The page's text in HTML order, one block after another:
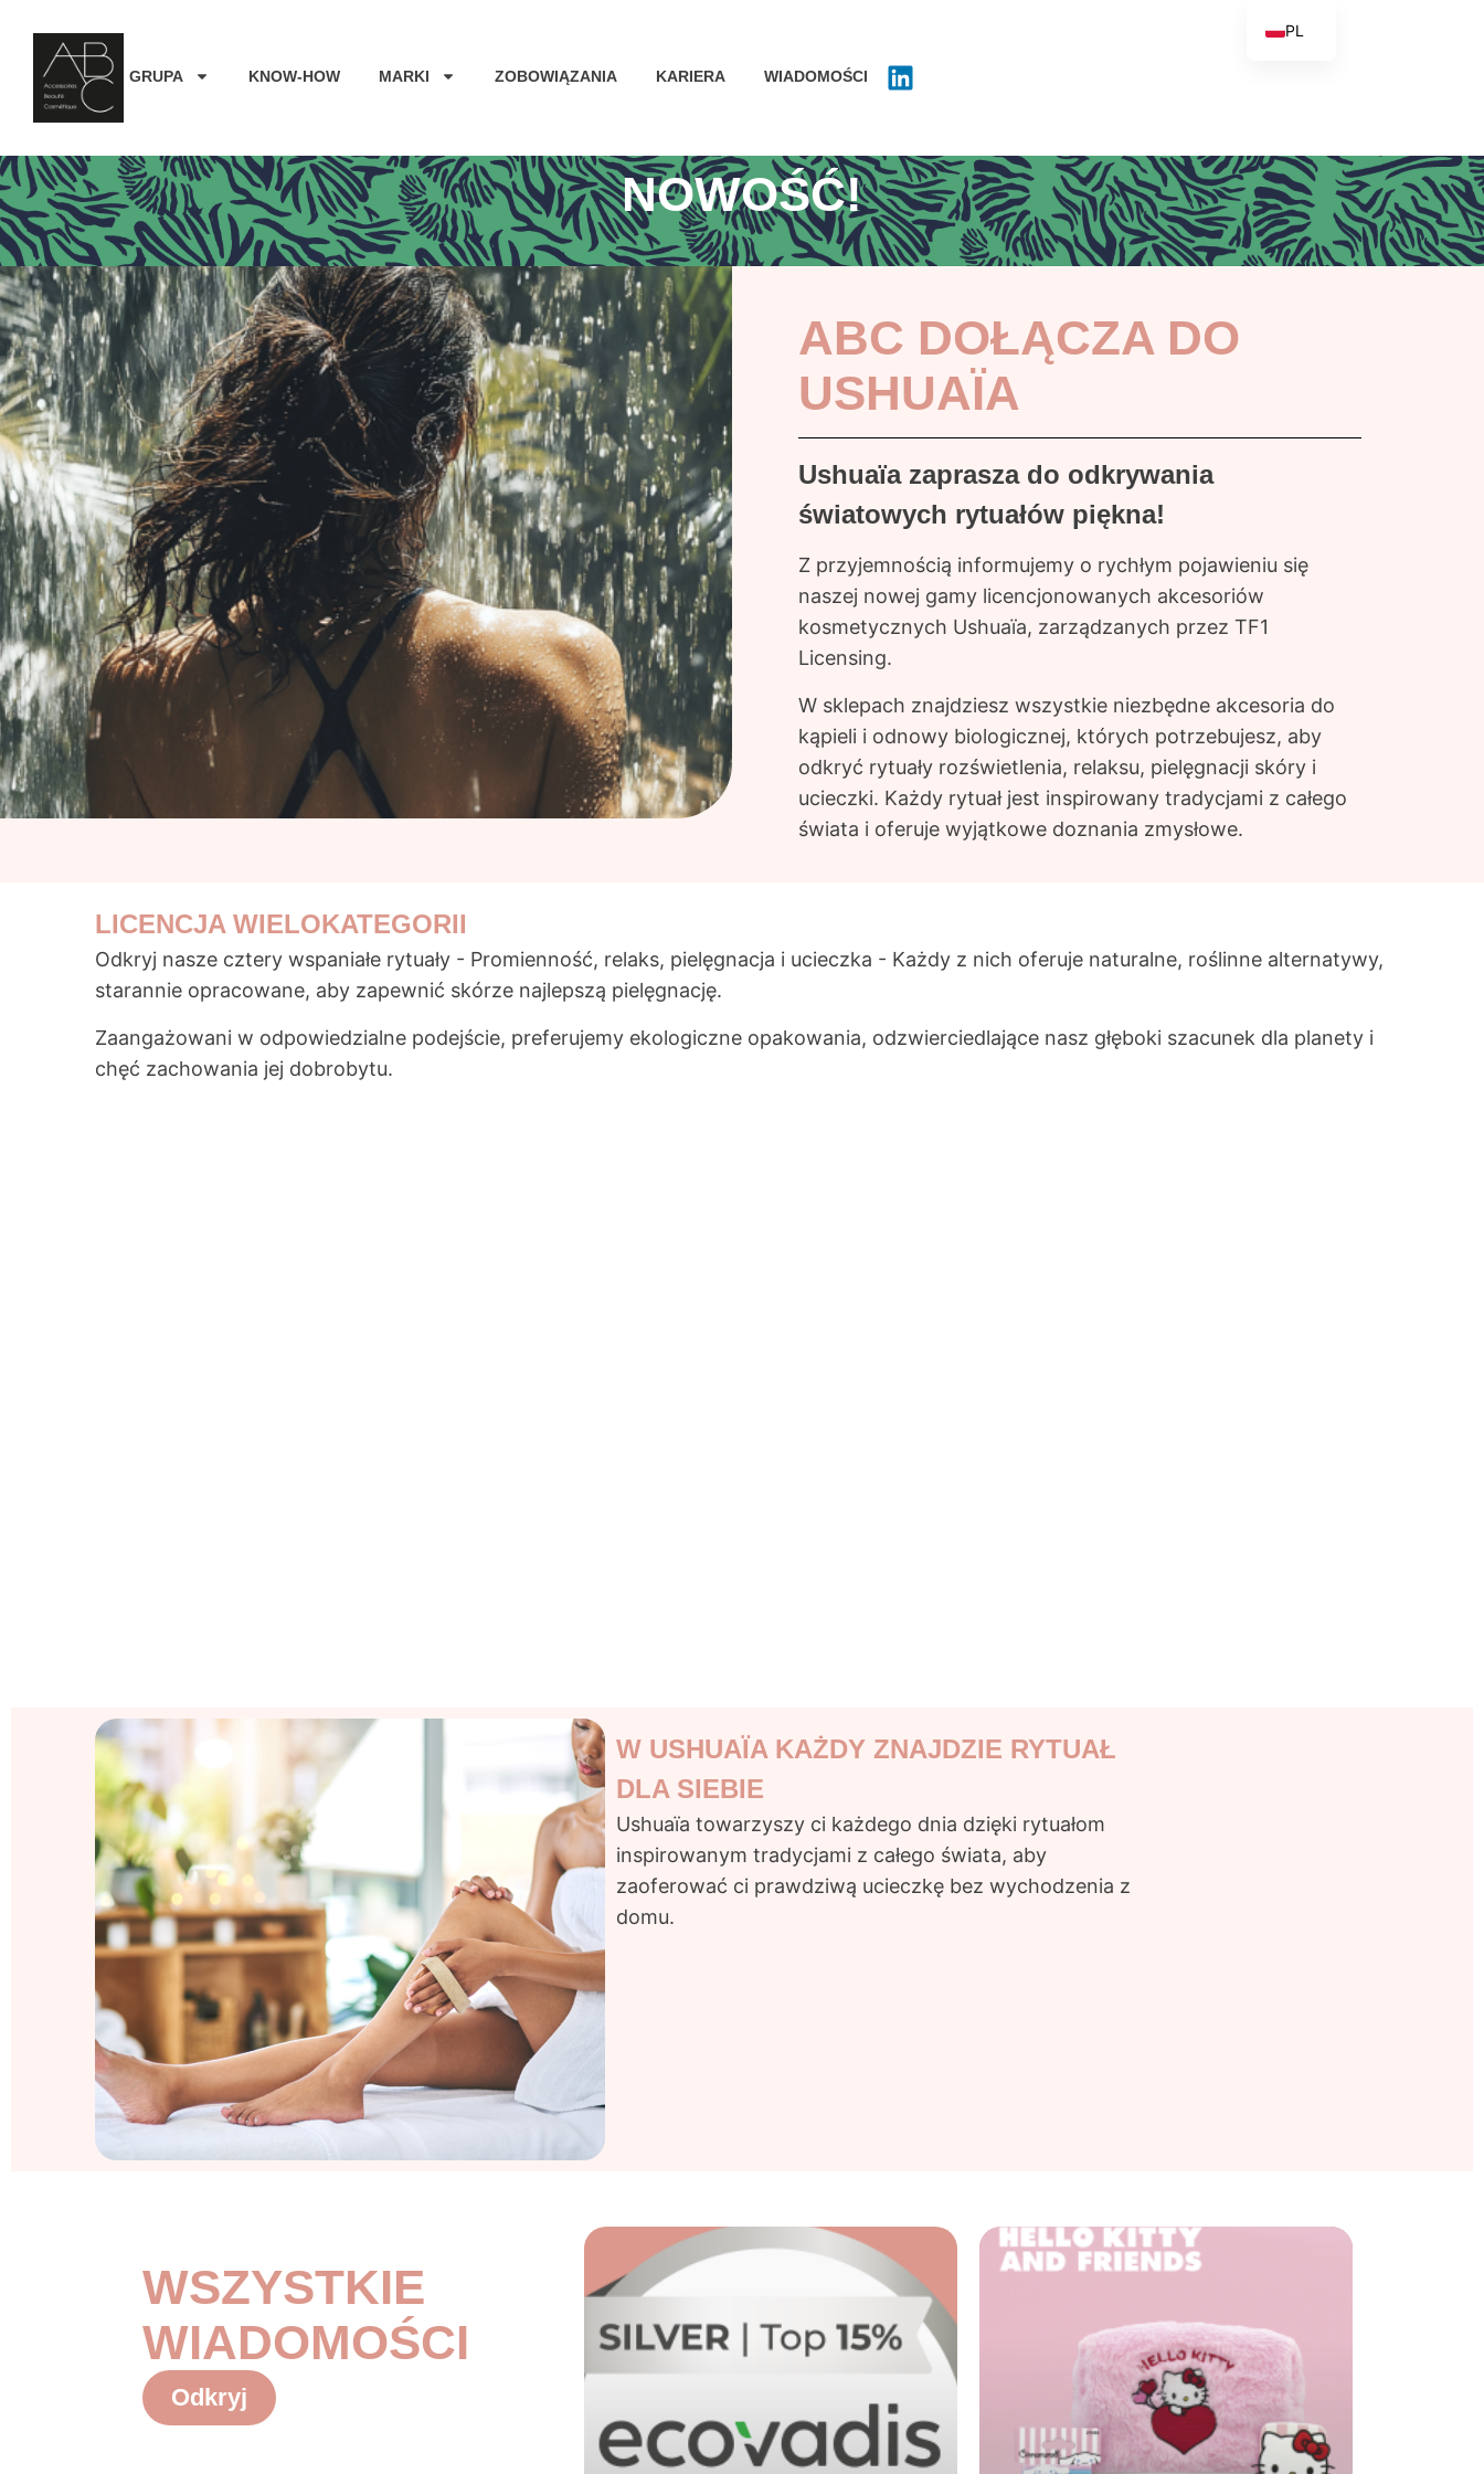
GRUPA KNOW-HOW MARKI ZOBOWIĄZANIA KARIERA WIADOMOŚCI
NOWOŚĆ!
ABC DOŁĄCZA DO
USHUAÏA
Ushuaïa zaprasza do odkrywania
światowych rytuałów piękna!
Z przyjemnością informujemy o rychłym pojawieniu się
naszej nowej gamy licencjonowanych akcesoriów
kosmetycznych Ushuaïa, zarządzanych przez TF1
Licensing.
W sklepach znajdziesz wszystkie niezbędne akcesoria do
kąpieli i odnowy biologicznej, których potrzebujesz, aby
odkryć rytuały rozświetlenia, relaksu, pielęgnacji skóry i
ucieczki. Każdy rytuał jest inspirowany tradycjami z całego
świata i oferuje wyjątkowe doznania zmysłowe.
LICENCJA WIELOKATEGORII
Odkryj nasze cztery wspaniałe rytuały - Promienność, relaks, pielęgnacja i ucieczka - Każdy z nich oferuje naturalne, roślinne alternatywy,
starannie opracowane, aby zapewnić skórze najlepszą pielęgnację.
Zaangażowani w odpowiedzialne podejście, preferujemy ekologiczne opakowania, odzwierciedlające nasz głęboki szacunek dla planety i
chęć zachowania jej dobrobytu.
W USHUAÏA KAŻDY ZNAJDZIE RYTUAŁ
DLA SIEBIE
Ushuaïa towarzyszy ci każdego dnia dzięki rytuałom
inspirowanym tradycjami z całego świata, aby
zaoferować ci prawdziwą ucieczkę bez wychodzenia z
domu.
WSZYSTKIE
WIADOMOŚCI
Odkryj
PL
NL
ES
PT